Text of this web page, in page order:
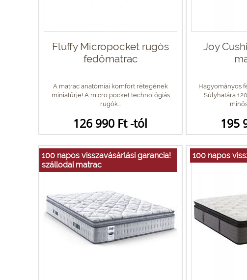
Fluffy Micropocket rugós
fedőmatrac
A matrac anatómiai komfort rétegének
miniatűrje! A micro pocket technológiás
rugók...
126 990 Ft -tól
Joy
Hagyományos
Súlyhatára
195
100 napos visszavásárlási garancia!
szállodai matrac
100 napos